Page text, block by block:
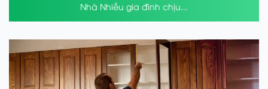
Nhà Nhiều gia đình chịu...